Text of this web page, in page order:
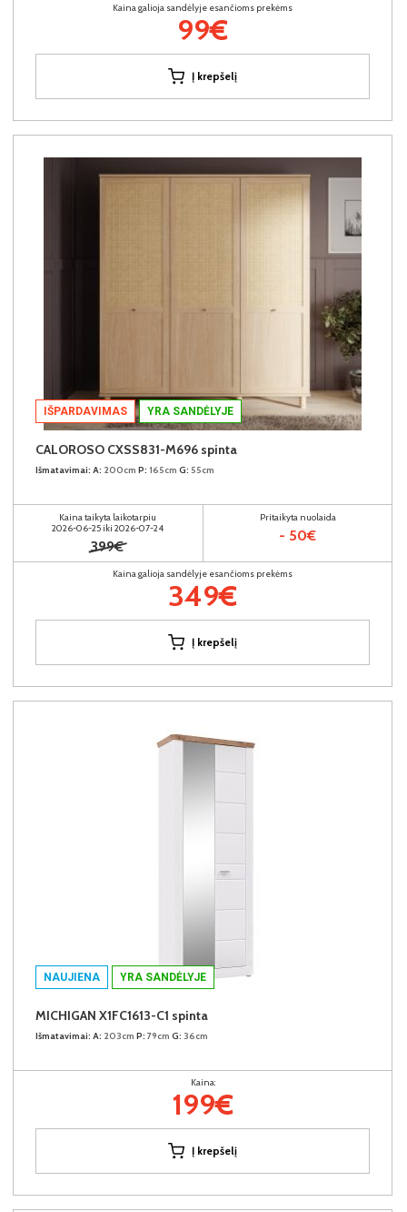
Kaina galioja sandėlyje esančioms prekėms
99€
Į krepšelį
IŠPARDAVIMAS YRA SANDĖLYJE
CALOROSO CXSS831-M696 spinta
Išmatavimai: A: 200cm P: 165cm G: 55cm
Kaina taikyta laikotarpiu
2026-06-25 iki 2026-07-24
399€
Pritaikyta nuolaida
- 50€
Kaina galioja sandėlyje esančioms prekėms
349€
Į krepšelį
NAUJIENA YRA SANDĖLYJE
MICHIGAN X1FC1613-C1 spinta
Išmatavimai: A: 203cm P: 79cm G: 36cm
Kaina:
199€
Į krepšelį